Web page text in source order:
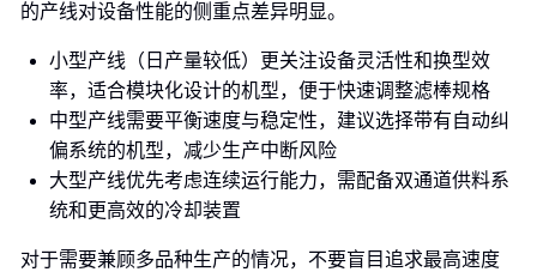
的产线对设备性能的侧重点差异明显。
小型产线（日产量较低）更关注设备灵活性和换型效
率，适合模块化设计的机型，便于快速调整滤棒规格
中型产线需要平衡速度与稳定性，建议选择带有自动纠
偏系统的机型，减少生产中断风险
大型产线优先考虑连续运行能力，需配备双通道供料系
统和更高效的冷却装置
对于需要兼顾多品种生产的情况，不要盲目追求最高速度